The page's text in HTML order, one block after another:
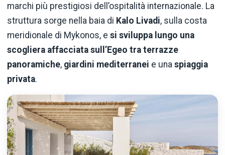
marchi più prestigiosi dell’ospitalità internazionale. La
struttura sorge nella baia di Kalo Livadi, sulla costa
meridionale di Mykonos, e si sviluppa lungo una
scogliera affacciata sull’Egeo tra terrazze
panoramiche, giardini mediterranei e una spiaggia
privata.